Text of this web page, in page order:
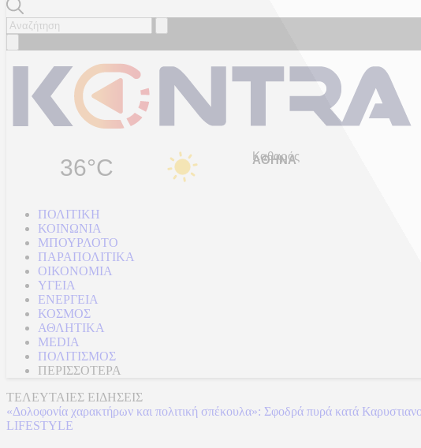
36°C Καθαρός
ΠΟΛΙΤΙΚΗ
ΚΟΙΝΩΝΙΑ
ΜΠΟΥΡΛΟΤΟ
ΠΑΡΑΠΟΛΙΤΙΚΑ
ΟΙΚΟΝΟΜΙΑ
ΥΓΕΙΑ
ΕΝΕΡΓΕΙΑ
ΚΟΣΜΟΣ
ΑΘΛΗΤΙΚΑ
MEDIA
ΠΟΛΙΤΙΣΜΟΣ
ΠΕΡΙΣΣΟΤΕΡΑ
ΤΕΛΕΥΤΑΙΕΣ ΕΙΔΗΣΕΙΣ
«Δολοφονία χαρακτήρων και πολιτική σπέκουλα»: Σφοδρά πυρά κατά
LIFESTYLE